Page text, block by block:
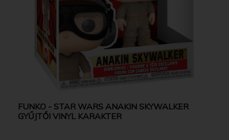
FUNKO - STAR WARS ANAKIN SKYWALKER
GYŰJTŐI VINYL KARAKTER